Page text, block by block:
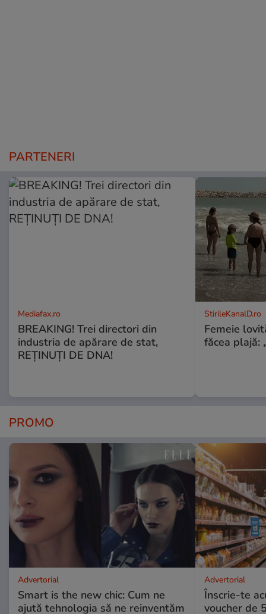
PARTENERI
Mediafax.ro
BREAKING! Trei directori din
industria de apărare de stat,
REȚINUȚI DE DNA!
StirileKanalD.ro
Femeie
făcea plajă:
PROMO
Advertorial
Smart is the new chic: Cum ne
ajută tehnologia să ne reinventăm
Advertorial
Înscrie-te
voucher de